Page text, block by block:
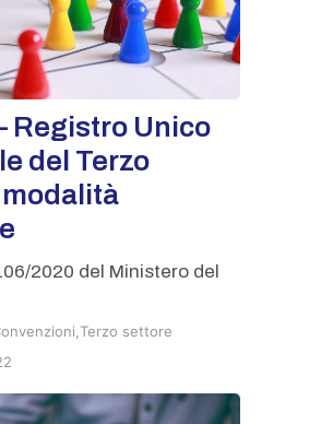
Registro Unico
del Terzo
2020 del Ministero del
Terzo settore